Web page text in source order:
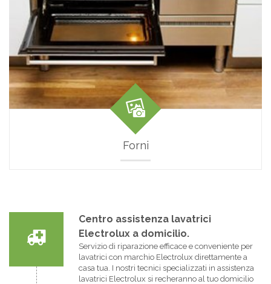
Forni
Centro assistenza lavatrici
Electrolux a domicilio.
Servizio di riparazione efficace e conveniente per
lavatrici con marchio Electrolux direttamente a
casa tua. I nostri tecnici specializzati in assistenza
lavatrici Electrolux si recheranno al tuo domicilio